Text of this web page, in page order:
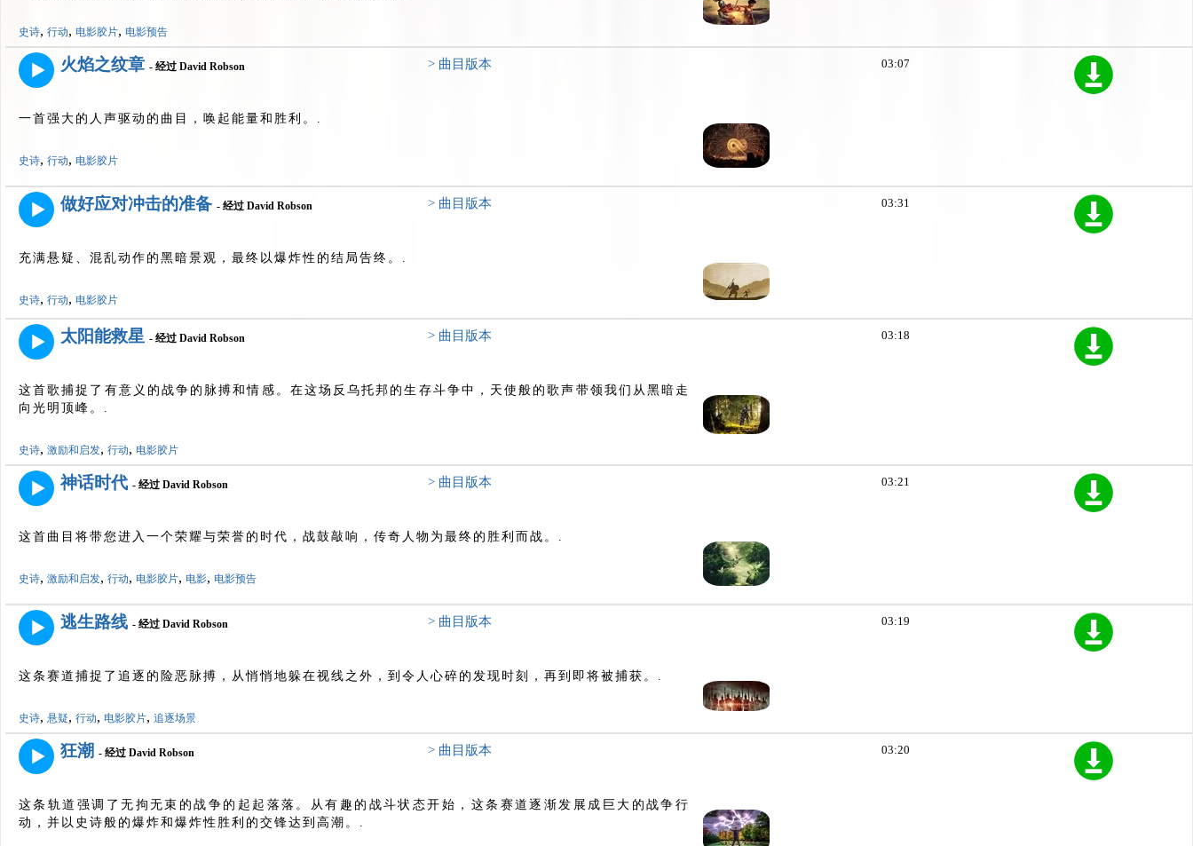
史诗, 行动, 电影胶片, 电影预告
火焰之纹章 - 经过 David Robson > 曲目版本
一首强大的人声驱动的曲目，唤起能量和胜利。.
史诗, 行动, 电影胶片
03:07
做好应对冲击的准备 - 经过 David Robson > 曲目版本
充满悬疑、混乱动作的黑暗景观，最终以爆炸性的结局告终。.
史诗, 行动, 电影胶片
03:31
太阳能救星 - 经过 David Robson > 曲目版本
这首歌捕捉了有意义的战争的脉搏和情感。在这场反乌托邦的生存斗争中，天使般的歌声带领我们从黑暗走
向光明顶峰。.
史诗, 激励和启发, 行动, 电影胶片
03:18
神话时代 - 经过 David Robson > 曲目版本
这首曲目将带您进入一个荣耀与荣誉的时代，战鼓敲响，传奇人物为最终的胜利而战。.
史诗, 激励和启发, 行动, 电影胶片, 电影, 电影预告
03:21
逃生路线 - 经过 David Robson > 曲目版本
这条赛道捕捉了追逐的险恶脉搏，从悄悄地躲在视线之外，到令人心碎的发现时刻，再到即将被捕获。.
史诗, 悬疑, 行动, 电影胶片, 追逐场景
03:19
狂潮 - 经过 David Robson > 曲目版本
这条轨道强调了无拘无束的战争的起起落落。从有趣的战斗状态开始，这条赛道逐渐发展成巨大的战争行
动，并以史诗般的爆炸和爆炸性胜利的交锋达到高潮。.
03:20